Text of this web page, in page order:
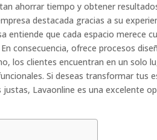
ahorrar tiempo y obtener
destacada gracias a su
entiende que cada espacio merece
consecuencia, ofrece procesos
los clientes encuentran en un solo
Si deseas transformar tus
Lavaonline es una excelente